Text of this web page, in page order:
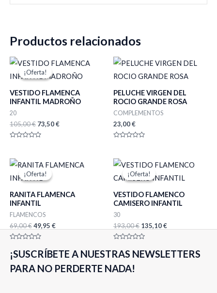
Productos relacionados
¡Oferta!
¡Oferta!
VESTIDO FLAMENCA
INFANTIL MADROÑO
20
105,00€
El
precio
original
105,00 €.
73,50€
El
precio
actual
73,50 €.
de
5
PELUCHE VIRGEN DEL
ROCIO GRANDE ROSA
COMPLEMENTOS
23,00€
de
5
¡Oferta!
¡Oferta!
RANITA FLAMENCA
INFANTIL
FLAMENCOS
69,00€
El
precio
original
69,00 €.
49,95 €
El
precio
49,95 €.
con
0
5
¡Oferta!
¡Oferta!
VESTIDO FLAMENCO
CAMISERO INFANTIL
30
193,00€
El
precio
original
193,00 €.
135,10€
El
precio
actual
135,10 €.
con
0
5
¡SUSCRÍBETE A NUESTRAS NEWSLETTERS
PARA NO PERDERTE NADA!